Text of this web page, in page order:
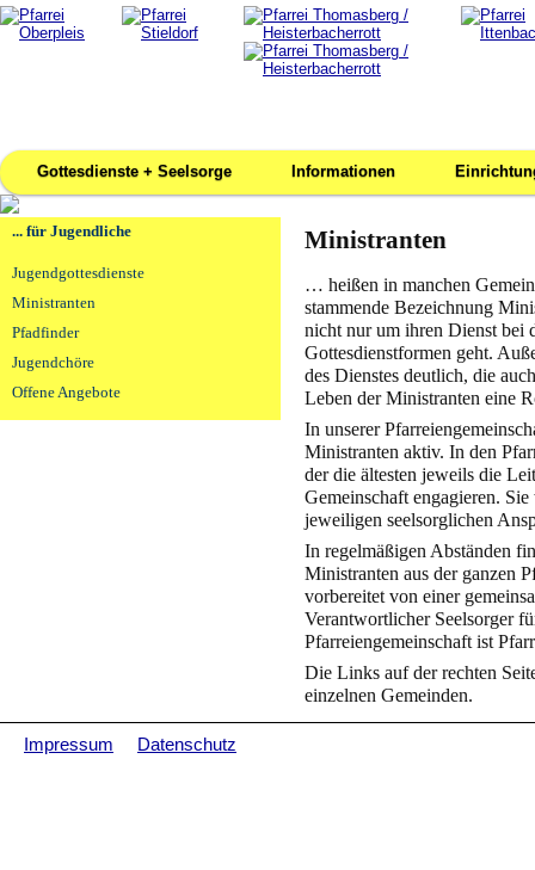
Gottesdienste + Seelsorge Informationen
... für Jugendliche
Jugendgottesdienste
Ministranten
Pfadfinder
Jugendchöre
Offene Angebote
Ministranten
… heißen in manchen
stammende Bezeichnung
nicht nur um ihren Dienst bei
Gottesdienstformen geht.
des Dienstes deutlich, die
Leben der Ministranten eine
In unserer
Ministranten aktiv. In den
der die ältesten jeweils die
Gemeinschaft engagieren.
jeweiligen seelsorglichen
In regelmäßigen Abständen
Ministranten aus der ganzen
vorbereitet von einer
Verantwortlicher Seelsorger
Pfarreiengemeinschaft ist
Die Links auf der rechten
einzelnen Gemeinden.
Impressum Datenschutz